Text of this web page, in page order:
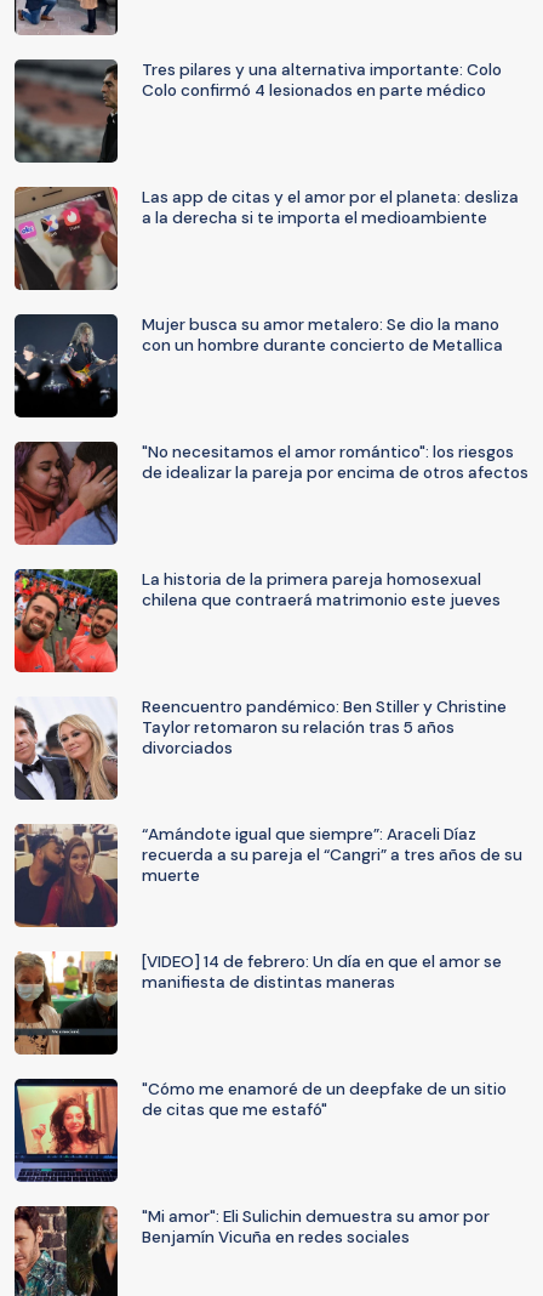
Tres pilares y una alternativa importante: Colo
Colo confirmó 4 lesionados en parte médico
Las app de citas y el amor por el planeta: desliza
a la derecha si te importa el medioambiente
Mujer busca su amor metalero: Se dio la mano
con un hombre durante concierto de Metallica
"No necesitamos el amor romántico": los riesgos
de idealizar la pareja por encima de otros afectos
La historia de la primera pareja homosexual
chilena que contraerá matrimonio este jueves
Reencuentro pandémico: Ben Stiller y Christine
Taylor retomaron su relación tras 5 años
divorciados
“Amándote igual que siempre”: Araceli Díaz
recuerda a su pareja el “Cangri” a tres años de su
muerte
[VIDEO] 14 de febrero: Un día en que el amor se
manifiesta de distintas maneras
"Cómo me enamoré de un deepfake de un sitio
de citas que me estafó"
"Mi amor": Eli Sulichin demuestra su amor por
Benjamín Vicuña en redes sociales